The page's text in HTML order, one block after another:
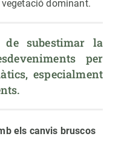
dominant.
per
especialment
els canvis bruscos